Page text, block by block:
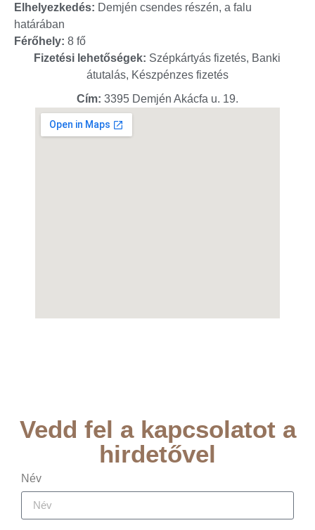
Elhelyezkedés: Demjén csendes részén, a falu
határában
Férőhely: 8 fő
Fizetési lehetőségek: Szépkártyás fizetés, Banki
átutalás, Készpénzes fizetés
Cím: 3395 Demjén Akácfa u. 19.
Vedd fel a kapcsolatot a
hirdetővel
Név